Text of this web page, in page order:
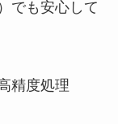
でも安心して
精度処理